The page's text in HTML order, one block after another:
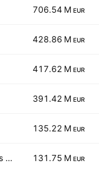
706.54 M EUR
428.86 M EUR
417.62 M EUR
391.42 M EUR
135.22 M EUR
Societe Centrale des Bois et Scieries de la Manche 131.75 M EUR